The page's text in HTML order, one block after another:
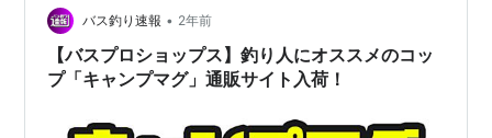
バス釣り速報 • 2年前
【バスプロショップス】釣り人にオススメのコッ
プ「キャンプマグ」通販サイト入荷！